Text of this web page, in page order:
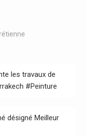
les travaux de
#Peinture
désigné Meilleur